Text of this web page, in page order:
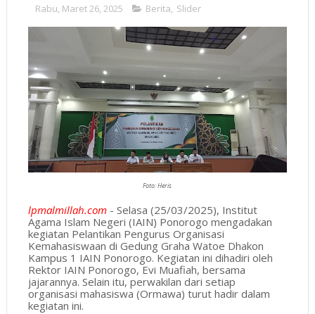
Rabu, Maret 26, 2025 Berita, Slider
Foto: Heris
lpmalmillah.com- Selasa (25/03/2025), Institut
Agama Islam Negeri (IAIN) Ponorogo mengadakan
kegiatan Pelantikan Pengurus Organisasi
Kemahasiswaan di Gedung Graha Watoe Dhakon
Kampus 1 IAIN Ponorogo. Kegiatan ini dihadiri oleh
Rektor IAIN Ponorogo, Evi Muafiah, bersama
jajarannya. Selain itu, perwakilan dari setiap
organisasi mahasiswa (Ormawa) turut hadir dalam
kegiatan ini.